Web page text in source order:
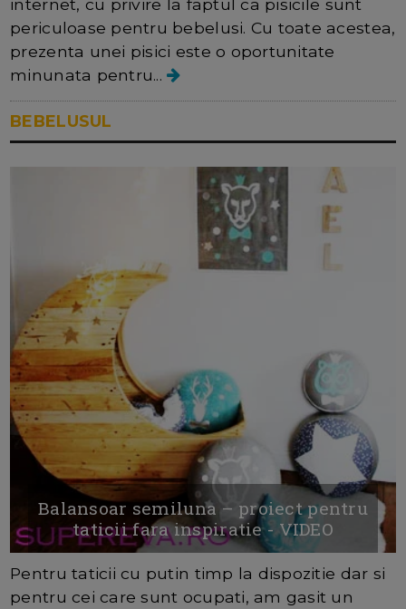
internet, cu privire la faptul ca pisicile sunt
periculoase pentru bebelusi. Cu toate acestea,
prezenta unei pisici este o oportunitate
minunata pentru...
BEBELUSUL
Balansoar semiluna – proiect pentru
taticii fara inspiratie - VIDEO
Pentru taticii cu putin timp la dispozitie dar si
pentru cei care sunt ocupati, am gasit un